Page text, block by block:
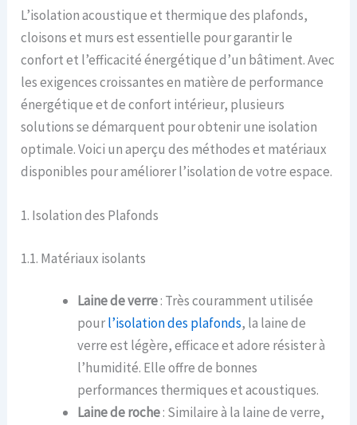
L’isolation acoustique et thermique des plafonds,
cloisons et murs est essentielle pour garantir le
confort et l’efficacité énergétique d’un bâtiment. Avec
les exigences croissantes en matière de performance
énergétique et de confort intérieur, plusieurs
solutions se démarquent pour obtenir une isolation
optimale. Voici un aperçu des méthodes et matériaux
disponibles pour améliorer l’isolation de votre espace.
1. Isolation des Plafonds
1.1. Matériaux isolants
Laine de verre: Très couramment utilisée
pourl’isolation des plafonds, la laine de
verre est légère, efficace et adore résister à
l’humidité. Elle offre de bonnes
performances thermiques et acoustiques.
Laine de roche: Similaire à la laine de verre,